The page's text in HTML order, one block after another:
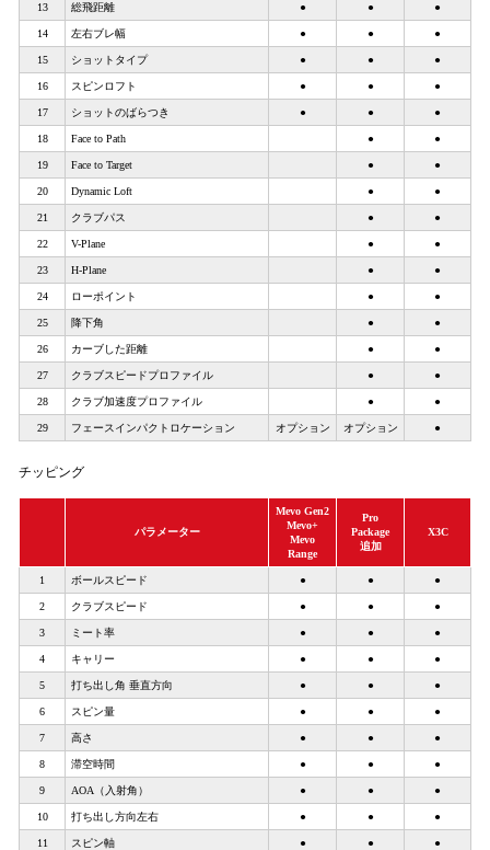
13 総飛距離 ● ● ●
14 左右ブレ幅 ● ● ●
15 ショットタイプ ● ● ●
16 スピンロフト ● ● ●
17 ショットのばらつき ● ● ●
18 Face to Path ● ●
19 Face to Target ● ●
20 Dynamic Loft ● ●
21 クラブパス ● ●
22 V-Plane ● ●
23 H-Plane ● ●
24 ローポイント ● ●
25 降下角 ● ●
26 カーブした距離 ● ●
27 クラブスピードプロファイル ● ●
28 クラブ加速度プロファイル ● ●
29 フェースインパクトロケーション オプション オプション ●
チッピング
パラメーター
Mevo Gen2
Mevo+
Mevo
Range
Pro
Package
追加
X3C
1 ボールスピード ● ● ●
2 クラブスピード ● ● ●
3 ミート率 ● ● ●
4 キャリー ● ● ●
5 打ち出し角 垂直方向 ● ● ●
6 スピン量 ● ● ●
7 高さ ● ● ●
8 滞空時間 ● ● ●
9 AOA（入射角） ● ● ●
10 打ち出し方向左右 ● ● ●
11 スピン軸 ● ● ●